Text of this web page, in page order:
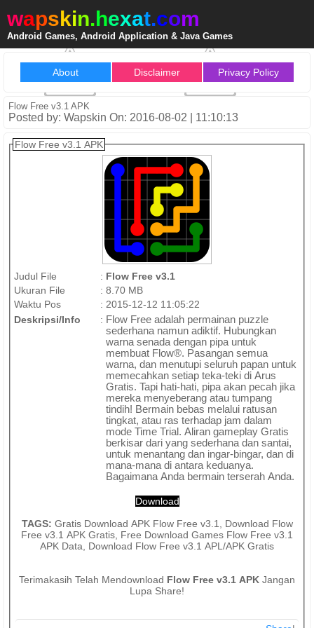
wapskin.hexat.com
Android Games, Android Application & Java Games
About Disclaimer Privacy Policy
Flow Free v3.1 APK
Posted by: Wapskin On: 2016-08-02 | 11:10:13
Flow Free v3.1 APK
Judul File : Flow Free v3.1
Ukuran File
: 8.70 MB
Waktu Pos
: 2015-12-12 11:05:22
Deskripsi/Info
: Flow Free adalah permainan puzzle
sederhana namun adiktif. Hubungkan
warna senada dengan pipa untuk
membuat Flow®. Pasangan semua
warna, dan menutupi seluruh papan untuk
memecahkan setiap teka-teki di Arus
Gratis. Tapi hati-hati, pipa akan pecah jika
mereka menyeberang atau tumpang
tindih! Bermain bebas melalui ratusan
tingkat, atau ras terhadap jam dalam
mode Time Trial. Aliran gameplay Gratis
berkisar dari yang sederhana dan santai,
untuk menantang dan ingar-bingar, dan di
mana-mana di antara keduanya.
Bagaimana Anda bermain terserah Anda.
Download
TAGS: Gratis Download APK Flow Free v3.1, Download Flow
Free v3.1 APK Gratis, Free Download Games Flow Free v3.1
APK Data, Download Flow Free v3.1 APL/APK Gratis
Terimakasih Telah Mendownload Flow Free v3.1 APK Jangan
Lupa Share!